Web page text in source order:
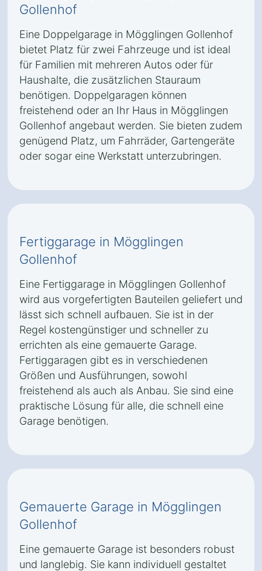
Gollenhof
Eine Doppelgarage in Mögglingen Gollenhof
bietet Platz für zwei Fahrzeuge und ist ideal
für Familien mit mehreren Autos oder für
Haushalte, die zusätzlichen Stauraum
benötigen. Doppelgaragen können
freistehend oder an Ihr Haus in Mögglingen
Gollenhof angebaut werden. Sie bieten zudem
genügend Platz, um Fahrräder, Gartengeräte
oder sogar eine Werkstatt unterzubringen.
Fertiggarage in Mögglingen
Gollenhof
Eine Fertiggarage in Mögglingen Gollenhof
wird aus vorgefertigten Bauteilen geliefert und
lässt sich schnell aufbauen. Sie ist in der
Regel kostengünstiger und schneller zu
errichten als eine gemauerte Garage.
Fertiggaragen gibt es in verschiedenen
Größen und Ausführungen, sowohl
freistehend als auch als Anbau. Sie sind eine
praktische Lösung für alle, die schnell eine
Garage benötigen.
Gemauerte Garage in Mögglingen
Gollenhof
Eine gemauerte Garage ist besonders robust
und langlebig. Sie kann individuell gestaltet